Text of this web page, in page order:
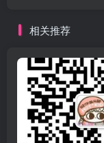
相关推荐